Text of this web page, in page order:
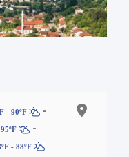
- 90ºF
-
95ºF
-
- 88ºF